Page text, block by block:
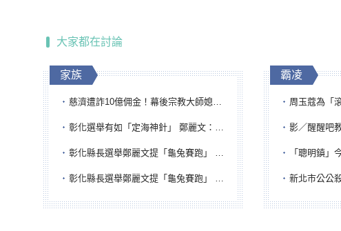
大家都在討論
家族
慈濟遭詐10億佣金！幕後宗教大師媳婦獲100萬交保...快步奔離不發一語
彰化選舉有如「定海神針」 鄭麗文：傾全黨之力讓彰化贏
彰化縣長選舉鄭麗文提「龜兔賽跑」 綠營、無黨籍忙否認是烏龜
彰化縣長選舉鄭麗文提「龜兔賽跑」 綠營、無黨籍忙否認是烏龜
霸凌
周玉蔻為「滾床單案
影／醒醒吧教育部！民
「聰明鎮」今上
新北市公公殺害媳